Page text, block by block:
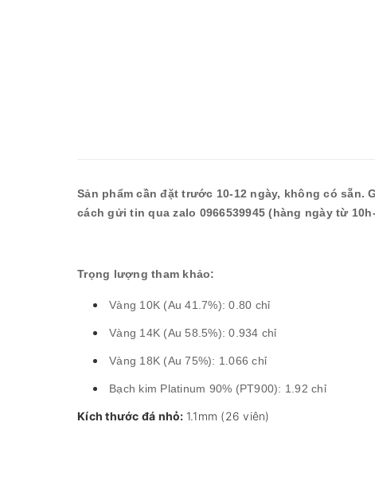
Sản phẩm cần đặt trước 10-12 ngày, không có
cách gửi tin qua zalo 0966539945 (hàng ngày từ
Trọng lượng tham khảo:
Vàng 10K (Au 41.7%): 0.80 chỉ
Vàng 14K (Au 58.5%): 0.934 chỉ
Vàng 18K (Au 75%): 1.066 chỉ
Bạch kim Platinum 90% (PT900): 1.92 chỉ
Kích thước đá nhỏ: 1.1mm (26 viên)